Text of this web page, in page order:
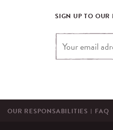
SIGN UP TO OUR
OUR RESPONSABILITIES FAQ